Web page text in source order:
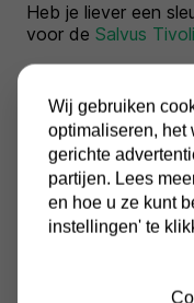
Heb je liever een
voor de Salvus
Conditie:
EAN:
Wij gebruiken
optimaliseren, het
gerichte
partijen. Lees
en hoe u ze kunt
instellingen' te